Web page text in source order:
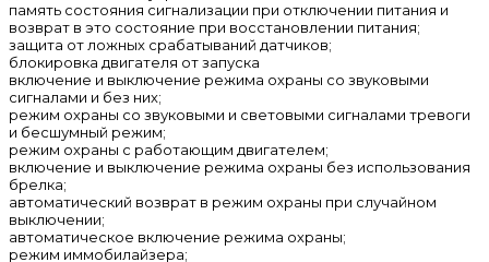
память состояния сигнализации при отключении питания и
возврат в это состояние при восстановлении питания;
защита от ложных срабатываний датчиков;
блокировка двигателя от запуска
включение и выключение режима охраны со звуковыми
сигналами и без них;
режим охраны со звуковыми и световыми сигналами тревоги
и бесшумный режим;
режим охраны с работающим двигателем;
включение и выключение режима охраны без использования
брелка;
автоматический возврат в режим охраны при случайном
выключении;
автоматическое включение режима охраны;
режим иммобилайзера;